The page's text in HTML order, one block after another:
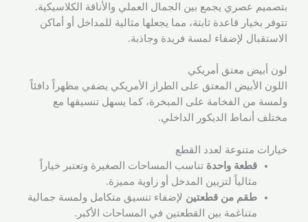
بتصميم عصري يجمع بين الجمال العملي والأناقة الكلاسيكية.
تتوفر بخيار قاعدة ثابتة، مما يجعلها مثالية للمداخل أو أماكن
الاستقبال لإضفاء لمسة فريدة وجاذبة.
لون أبيض معتق أمريكي
اللون الأبيض المعتق على الطراز الأمريكي يضفي مظهراً دافئاً
ولمسة من الفخامة على المبخرة، كما يسهل تنسيقها مع
مختلف أنماط الديكور الداخلي.
خيارات متنوعة لعدد القطع
قطعة واحدة تناسب المساحات الصغيرة وتعتبر خياراً
مثالياً لتزيين المدخل أو زاوية مميزة.
طقم من قطعتين لإضفاء تنسيق متكامل ولمسة جمالية
متناغمة بين القطعتين في المساحات الأكبر.